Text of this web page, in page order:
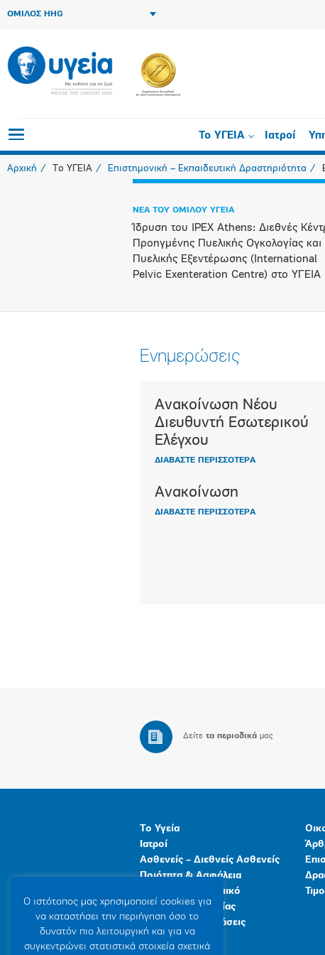
ΟΜΙΛΟΣ HHG
Το ΥΓΕΙΑ Ιατροί
Αρχική Το ΥΓΕΙΑ Επιστημονική – Εκπαιδευτική Δραστηριότητα
ΝΕΑ ΤΟΥ ΟΜΙΛΟΥ ΥΓΕΙΑ
Ίδρυση του IPEX Athens: Διεθνές
Προηγμένης Πυελικής Ογκολογίας και
Πυελικής Εξεντέρωσης (International
Pelvic Exenteration Centre) στο ΥΓΕΙΑ
Ενημερώσεις
Ανακοίνωση Νέου
Διευθυντή Εσωτερικού
Ελέγχου
ΔΙΑΒΑΣΤΕ ΠΕΡΙΣΣΟΤΕΡΑ
Ανακοίνωση
ΔΙΑΒΑΣΤΕ ΠΕΡΙΣΣΟΤΕΡΑ
100 χρόνια με τη
Alzheimer
Το 1906 ο Δρ Alois
περιέγραψε για
την ασθένεια που
έλαβε […]
Δείτε τα περιοδικά μας
Το Υγεία
Ιατροί
Ασθενείς – Διεθνείς Ασθενείς
Ποιότητα & Ασφάλεια
Ανθρώπινο Δυναμικό
Προγράμματα Υγείας
Γενικές Εγκαταστάσεις
Ο ιστότοπoς μας χρησιμοποιεί cookies για
να καταστήσει την περιήγηση όσο το
δυνατόν πιο λειτουργική και για να
συγκεντρώνει στατιστικά στοιχεία σχετικά